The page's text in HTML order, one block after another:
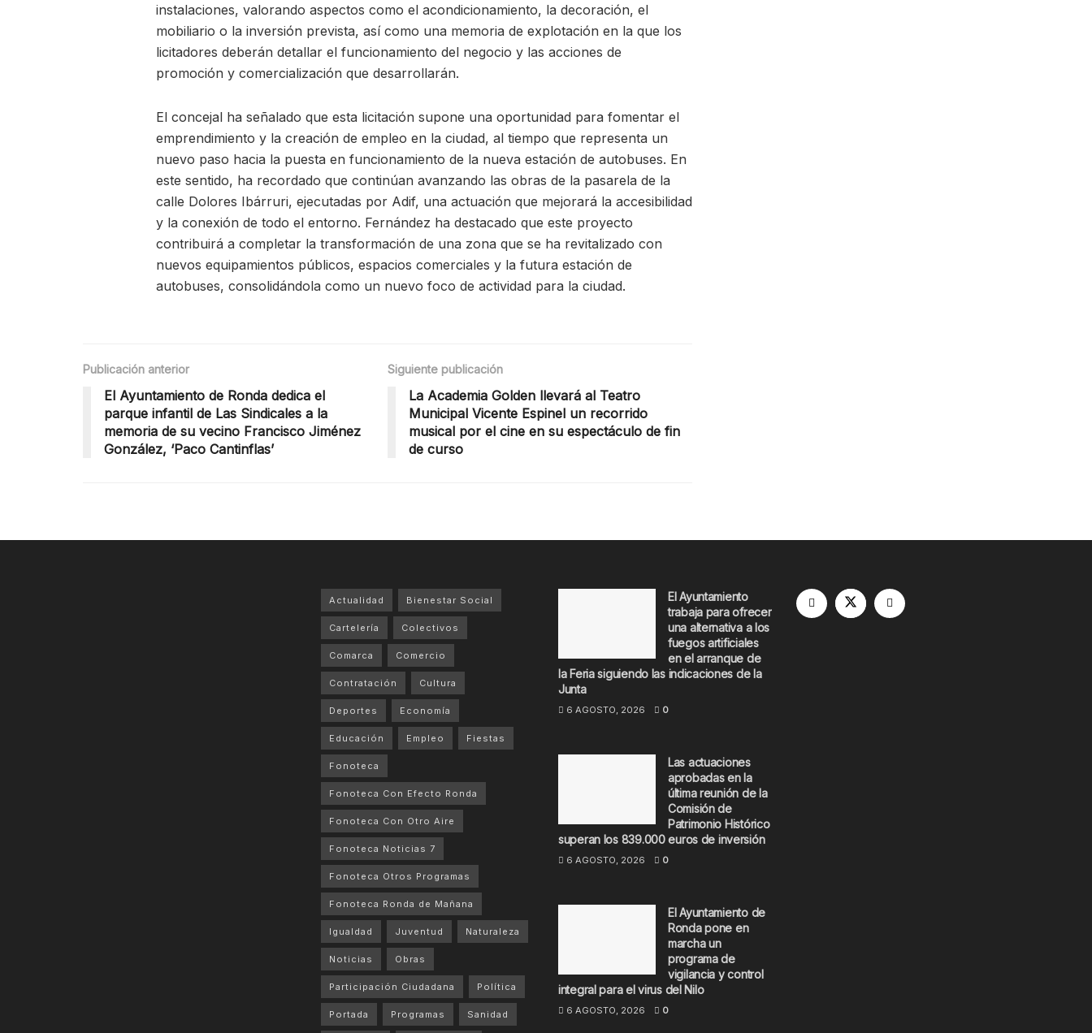
instalaciones, valorando aspectos como el acondicionamiento, la decoración, el
mobiliario o la inversión prevista, así como una memoria de explotación en la que los
licitadores deberán detallar el funcionamiento del negocio y las acciones de
promoción y comercialización que desarrollarán.
El concejal ha señalado que esta licitación supone una oportunidad para fomentar el
emprendimiento y la creación de empleo en la ciudad, al tiempo que representa un
nuevo paso hacia la puesta en funcionamiento de la nueva estación de autobuses. En
este sentido, ha recordado que continúan avanzando las obras de la pasarela de la
calle Dolores Ibárruri, ejecutadas por Adif, una actuación que mejorará la accesibilidad
y la conexión de todo el entorno. Fernández ha destacado que este proyecto
contribuirá a completar la transformación de una zona que se ha revitalizado con
nuevos equipamientos públicos, espacios comerciales y la futura estación de
autobuses, consolidándola como un nuevo foco de actividad para la ciudad.
Publicación anterior
El Ayuntamiento de Ronda dedica el
parque infantil de Las Sindicales a la
memoria de su vecino Francisco Jiménez
González, ‘Paco Cantinflas’
Siguiente publicación
La Academia Golden llevará al Teatro
Municipal Vicente Espinel un recorrido
musical por el cine en su espectáculo de fin
de curso
Actualidad Bienestar Social
Cartelería Colectivos
Comarca Comercio
Contratación Cultura
Deportes Economía
Educación Empleo Fiestas
Fonoteca
Fonoteca Con Efecto Ronda
Fonoteca Con Otro Aire
Fonoteca Noticias 7
Fonoteca Otros Programas
Fonoteca Ronda de Mañana
Igualdad Juventud Naturaleza
Noticias Obras
Participación Ciudadana Política
Portada Programas Sanidad
El Ayuntamiento
trabaja para ofrecer
una alternativa a los
fuegos artificiales
en el arranque de
la Feria siguiendo las indicaciones de la
Junta
6 AGOSTO, 2026 0
Las actuaciones
aprobadas en la
última reunión de la
Comisión de
Patrimonio Histórico
superan los 839.000 euros de inversión
6 AGOSTO, 2026 0
El Ayuntamiento de
Ronda pone en
marcha un
programa de
vigilancia y control
integral para el virus del Nilo
6 AGOSTO, 2026 0